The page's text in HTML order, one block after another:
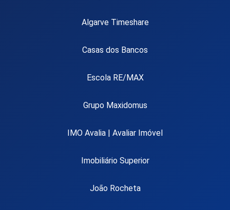
Algarve Timeshare
Casas dos Bancos
Escola RE/MAX
Grupo Maxidomus
IMO Avalia | Avaliar Imóvel
Imobiliário Superior
João Rocheta